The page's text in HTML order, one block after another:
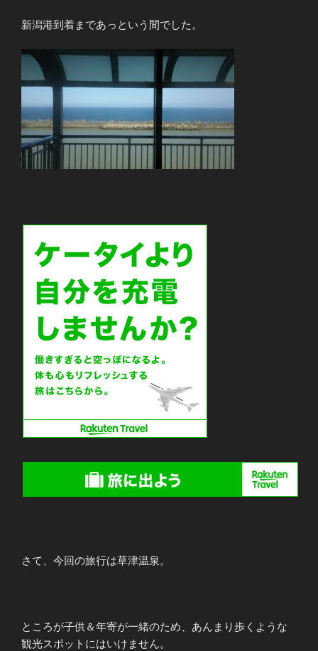
新潟港到着まであっという間でした。
さて、今回の旅行は草津温泉。
ところが子供＆年寄が一緒のため、あんまり歩くような
観光スポットにはいけません。